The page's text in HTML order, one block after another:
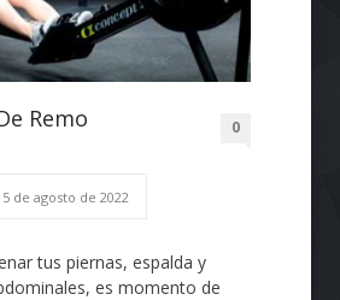
Remo 0
5 de agosto de 2022
tus piernas, espalda y
es momento de